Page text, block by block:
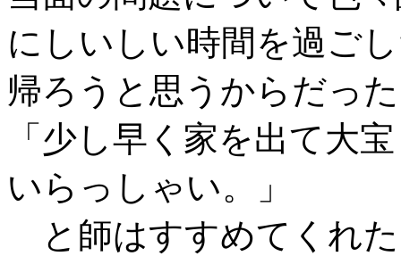
にしいしい時間を過ご
帰ろうと思うからだっ
「少し早く家を出て大
いらっしゃい。」
と師はすすめてくれ